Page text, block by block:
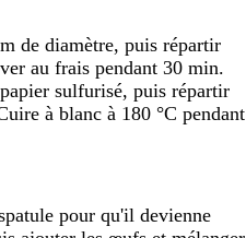
de diamètre, puis répartir
au frais pendant 30 min.
sulfurisé, puis répartir
à blanc à 180 °C pendant
pour qu'il devienne